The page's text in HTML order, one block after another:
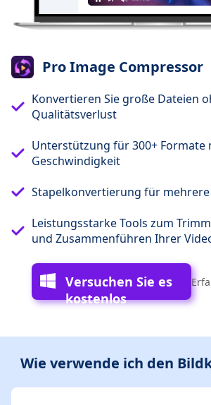
Pro Image Compressor
Konvertieren Sie große Dateien
Qualitätsverlust
Unterstützung für 300+ Formate
Geschwindigkeit
Stapelkonvertierung für
Leistungsstarke Tools zum
und Zusammenführen Ihrer
Versuchen Sie es
kostenlos
Wie verwende ich den